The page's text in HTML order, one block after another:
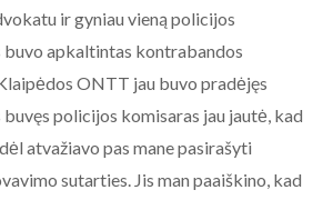
ir gyniau vieną policijos
buvo apkaltintas kontrabandos
ONTT jau buvo pradėjęs
policijos komisaras jau jautė, kad
atvažiavo pas mane pasirašyti
sutarties. Jis man paaiškino, kad